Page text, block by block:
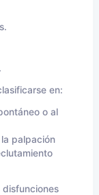
en:
o al
palpación
disfunciones